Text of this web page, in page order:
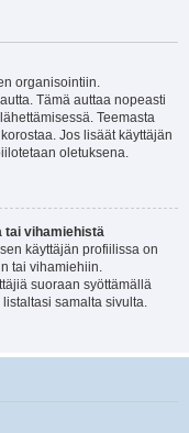
organisointiin.
Tämä auttaa nopeasti
Teemasta
Jos lisäät käyttäjän
oletuksena.
tai vihamiehistä
käyttäjän profiilissa on
tai vihamiehiin.
suoraan syöttämällä
samalta sivulta.